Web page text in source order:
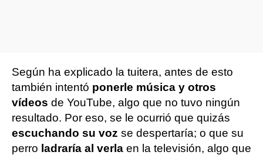
Según ha explicado la tuitera, antes de esto
también intentó ponerle música y otros
vídeos de YouTube, algo que no tuvo ningún
resultado. Por eso, se le ocurrió que quizás
escuchando su voz se despertaría; o que su
perro ladraría al verla en la televisión, algo que